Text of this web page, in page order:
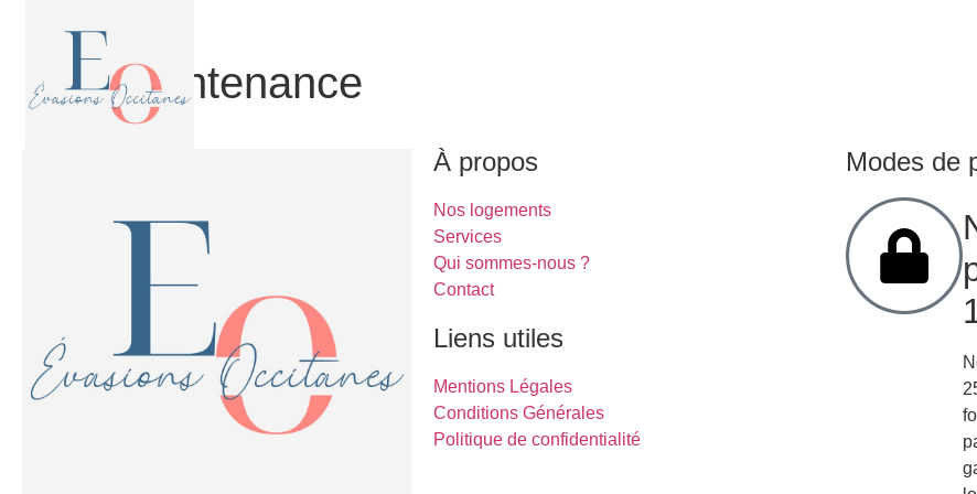
Maintenance
À propos
Nos logements
Services
Qui sommes-nous ?
Contact
Liens utiles
Mentions Légales
Conditions Générales
Politique de confidentialité
Modes de